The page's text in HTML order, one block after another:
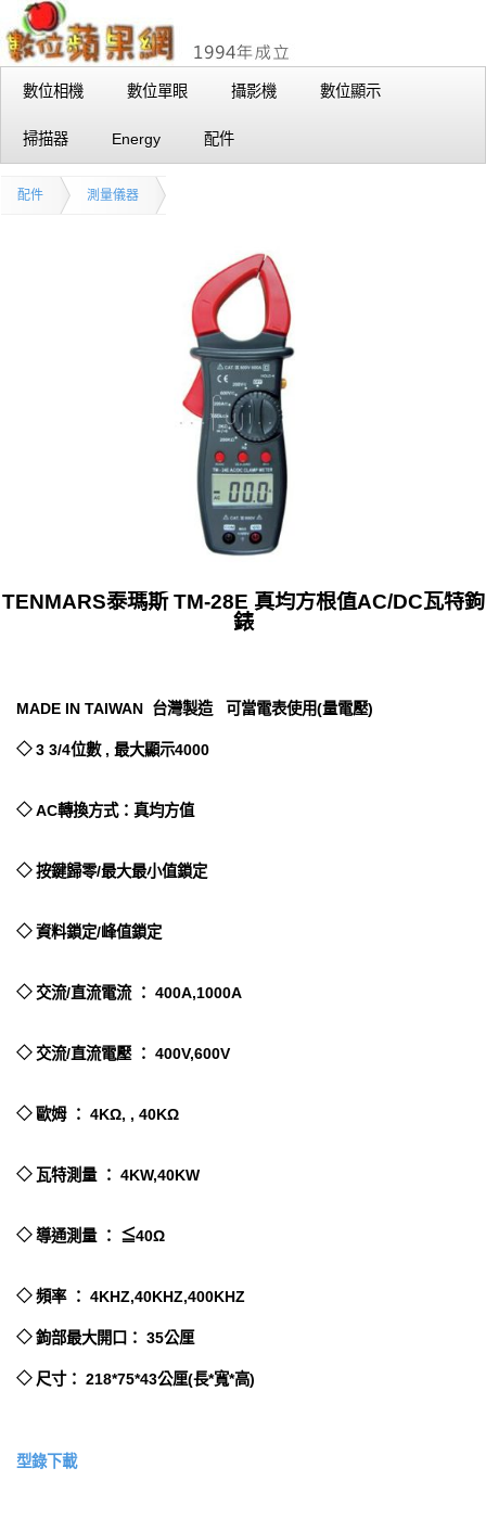
數位相機 數位單眼 攝影機 數位顯示
掃描器 Energy 配件
配件 測量儀器
TENMARS泰瑪斯 TM-28E 真均方根值AC/DC瓦特鉤
錶
MADE IN TAIWAN 台灣製造 可當電表使用(量電壓)
◇ 3 3/4位數 , 最大顯示4000
◇ AC轉換方式：真均方值
◇ 按鍵歸零/最大最小值鎖定
◇ 資料鎖定/峰值鎖定
◇ 交流/直流電流 ： 400A,1000A
◇ 交流/直流電壓 ： 400V,600V
◇ 歐姆 ： 4KΩ, , 40KΩ
◇ 瓦特測量 ： 4KW,40KW
◇ 導通測量 ： ≦40Ω
◇ 頻率 ： 4KHZ,40KHZ,400KHZ
◇ 鉤部最大開口： 35公厘
◇ 尺寸： 218*75*43公厘(長*寬*高)
型錄下載